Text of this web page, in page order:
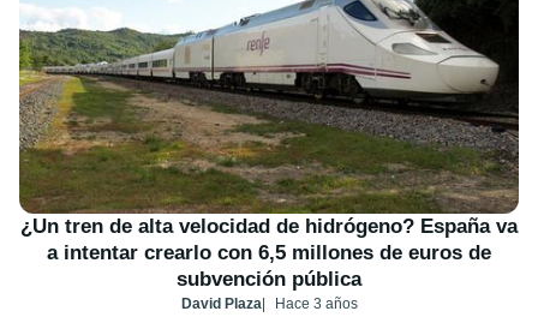
¿Un tren de alta velocidad de hidrógeno? España va
a intentar crearlo con 6,5 millones de euros de
subvención pública
David Plaza Hace 3 años